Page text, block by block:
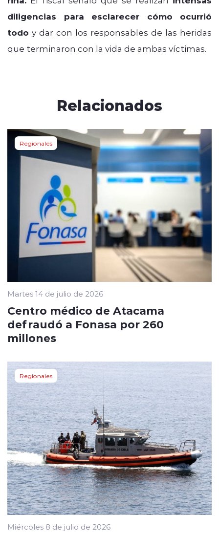
diligencias para esclarecer cómo ocurrió
todo y dar con los responsables de las heridas
que terminaron con la vida de ambas víctimas.
Relacionados
Regionales
Martes 14 de julio de 2026
Centro médico de Atacama
defraudó a Fonasa por 260
millones
Regionales
Miércoles 8 de julio de 2026